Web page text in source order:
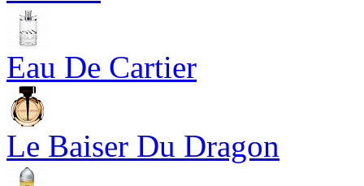
Eau De Cartier
Le Baiser Du Dragon